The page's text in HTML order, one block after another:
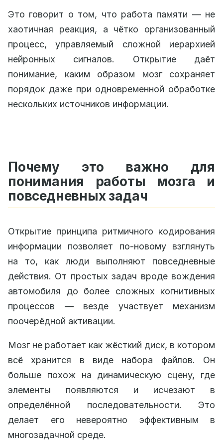
Это говорит о том, что работа памяти — не
хаотичная реакция, а чётко организованный
процесс, управляемый сложной иерархией
нейронных сигналов. Открытие даёт
понимание, каким образом мозг сохраняет
порядок даже при одновременной обработке
нескольких источников информации.
Почему это важно для
понимания работы мозга и
повседневных задач
Открытие принципа ритмичного кодирования
информации позволяет по-новому взглянуть
на то, как люди выполняют повседневные
действия. От простых задач вроде вождения
автомобиля до более сложных когнитивных
процессов — везде участвует механизм
поочерёдной активации.
Мозг не работает как жёсткий диск, в котором
всё хранится в виде набора файлов. Он
больше похож на динамическую сцену, где
элементы появляются и исчезают в
определённой последовательности. Это
делает его невероятно эффективным в
многозадачной среде.